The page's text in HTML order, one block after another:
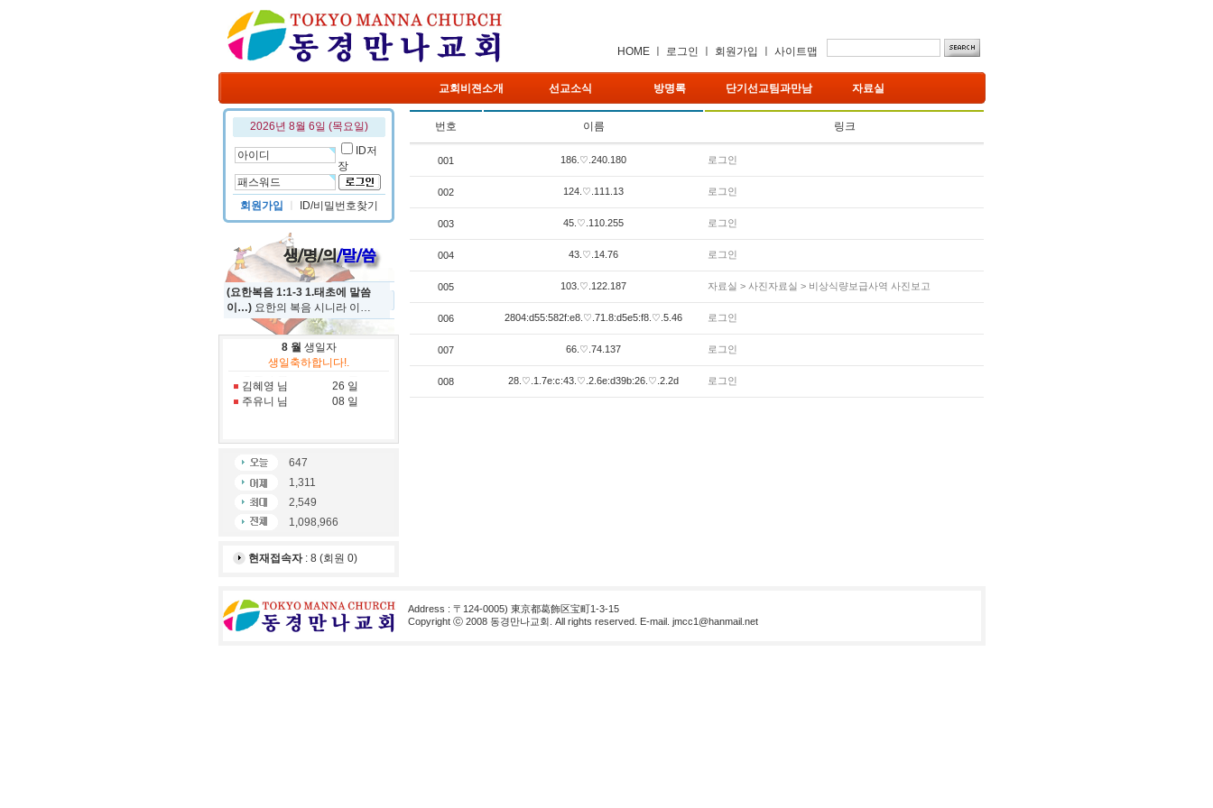
HOME 로그인 회원가입 사이트맵
교회비젼소개 선교소식 방명록 단기선교팀과만남 자료실
2026년 8월 6일 (목요일)
ID저
장
회원가입 ID/비밀번호찾기
(요한복음 1:1-3 1.태초에 말씀
이…) 요한의 복음 시니라 이…
8 월 생일자
생일축하합니다!.
정규진 님
19 일
홍진국 님
31 일
김혜영 님
26 일
주유니 님
08 일
647
1,311
2,549
1,098,966
현재접속자: 8 (회원 0)
번호 이름 링크
001 186.♡.240.180 로그인
002 124.♡.111.13 로그인
003 45.♡.110.255 로그인
004 43.♡.14.76 로그인
005 103.♡.122.187 자료실 > 사진자료실 > 비상식량보급사역 사진보고
006 2804:d55:582f:e8.♡.71.8:d5e5:f8.♡.5.46 로그인
007 66.♡.74.137 로그인
008 28.♡.1.7e:c:43.♡.2.6e:d39b:26.♡.2.2d 로그인
Address : 〒124-0005) 東京都葛飾区宝町1-3-15
Copyright ⓒ 2008 동경만나교회. All rights reserved. E-mail. jmcc1@hanmail.net